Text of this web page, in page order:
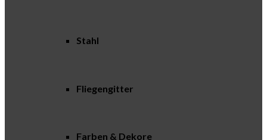
Stahl
Fliegengitter
Farben & Dekore